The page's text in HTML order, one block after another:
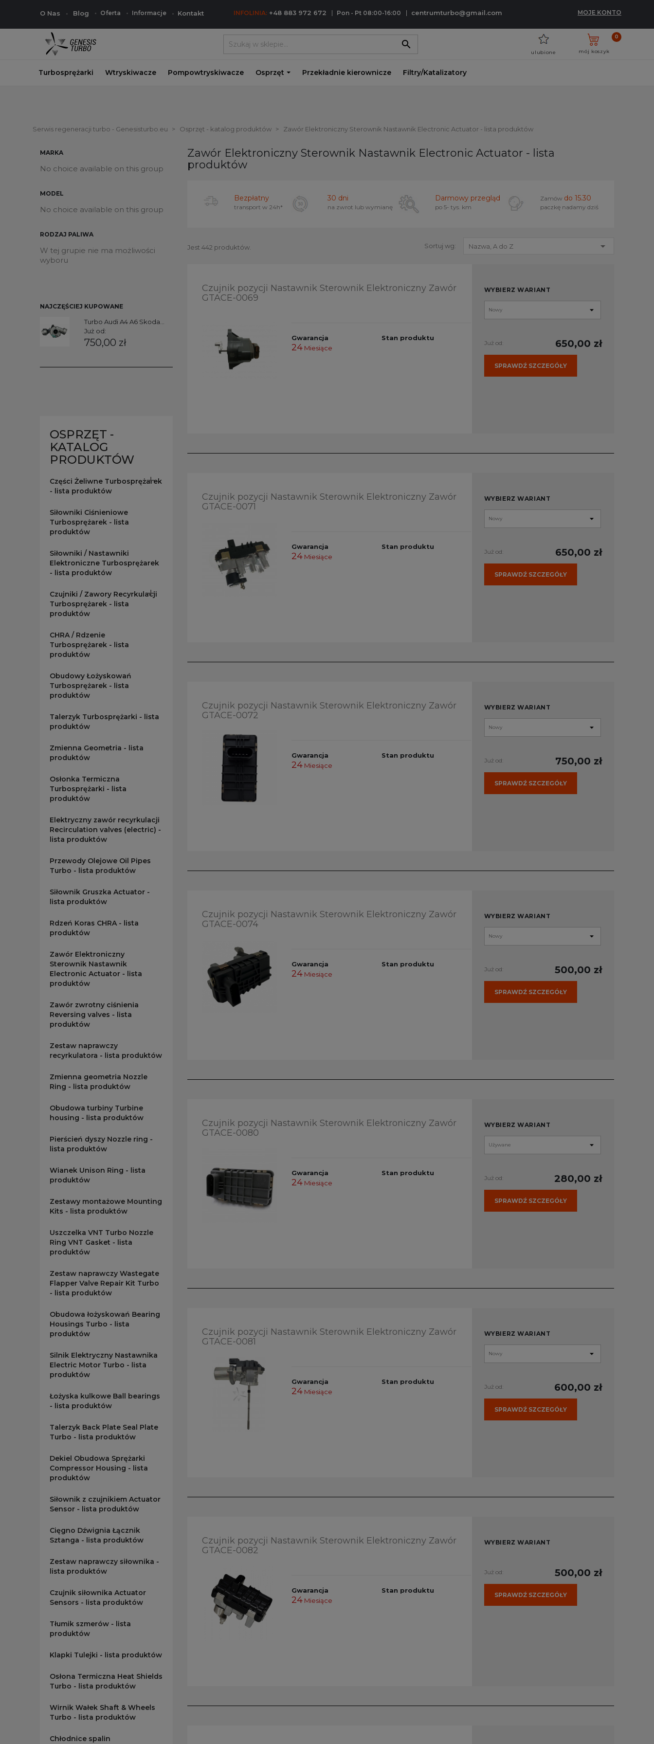
O Nas Blog Oferta Informacje Kontakt INFOLINIA: +48 883 972 672 Pon - Pt 08:00-16:00 centrumturbo@gmail.com MOJE KONTO
search
mój koszyk
0
ulubione
Turbosprężarki Wtryskiwacze Pompowtryskiwacze Osprzęt Przekładnie kierownicze Filtry/Katalizatory
Serwis regeneracji turbo - Genesisturbo.eu Osprzęt - katalog produktów Zawór Elektroniczny Sterownik Nastawnik Electronic Actuator - lista produktów
MARKA
No choice available on this group
MODEL
No choice available on this group
RODZAJ PALIWA
W tej grupie nie ma możliwości
wyboru
NAJCZĘŚCIEJ KUPOWANE
Turbo Audi A4 A6 Skoda...
Już od:
750,00 zł
OSPRZĘT -
KATALOG
PRODUKTÓW
Części Żeliwne Turbosprężarek
- lista produktów

Siłowniki Ciśnieniowe
Turbosprężarek - lista
produktów
Siłowniki / Nastawniki
Elektroniczne Turbosprężarek
- lista produktów
Czujniki / Zawory Recyrkulacji
Turbosprężarek - lista
produktów

CHRA / Rdzenie
Turbosprężarek - lista
produktów
Obudowy Łożyskowań
Turbosprężarek - lista
produktów
Talerzyk Turbosprężarki - lista
produktów
Zmienna Geometria - lista
produktów
Osłonka Termiczna
Turbosprężarki - lista
produktów
Elektryczny zawór recyrkulacji
Recirculation valves (electric) -
lista produktów
Przewody Olejowe Oil Pipes
Turbo - lista produktów
Siłownik Gruszka Actuator -
lista produktów
Rdzeń Koras CHRA - lista
produktów
Zawór Elektroniczny
Sterownik Nastawnik
Electronic Actuator - lista
produktów
Zawór zwrotny ciśnienia
Reversing valves - lista
produktów
Zestaw naprawczy
recyrkulatora - lista produktów
Zmienna geometria Nozzle
Ring - lista produktów
Obudowa turbiny Turbine
housing - lista produktów
Pierścień dyszy Nozzle ring -
lista produktów
Wianek Unison Ring - lista
produktów
Zestawy montażowe Mounting
Kits - lista produktów
Uszczelka VNT Turbo Nozzle
Ring VNT Gasket - lista
produktów
Zestaw naprawczy Wastegate
Flapper Valve Repair Kit Turbo
- lista produktów
Obudowa łożyskowań Bearing
Housings Turbo - lista
produktów
Silnik Elektryczny Nastawnika
Electric Motor Turbo - lista
produktów
Łożyska kulkowe Ball bearings
- lista produktów
Talerzyk Back Plate Seal Plate
Turbo - lista produktów
Dekiel Obudowa Sprężarki
Compressor Housing - lista
produktów
Siłownik z czujnikiem Actuator
Sensor - lista produktów
Cięgno Dźwignia Łącznik
Sztanga - lista produktów
Zestaw naprawczy siłownika -
lista produktów
Czujnik siłownika Actuator
Sensors - lista produktów
Tłumik szmerów - lista
produktów
Klapki Tulejki - lista produktów
Osłona Termiczna Heat Shields
Turbo - lista produktów
Wirnik Wałek Shaft & Wheels
Turbo - lista produktów
Chłodnice spalin
Zawór Elektroniczny Sterownik Nastawnik Electronic Actuator - lista
produktów
Bezpłatny
transport w 24h*
30 dni
na zwrot lub wymianę
Darmowy przegląd
po 5- tys. km
Zamów do 15.30
paczkę nadamy dziś
Jest 442 produktów. Sortuj wg: Nazwa, A do Z 
Czujnik pozycji Nastawnik Sterownik Elektroniczny Zawór
GTACE-0069
Gwarancja
24 Miesiące
Stan produktu
WYBIERZ WARIANT
Już od: 650,00 zł
SPRAWDŹ SZCZEGÓŁY
Czujnik pozycji Nastawnik Sterownik Elektroniczny Zawór
GTACE-0071
Gwarancja
24 Miesiące
Stan produktu
WYBIERZ WARIANT
Już od: 650,00 zł
SPRAWDŹ SZCZEGÓŁY
Czujnik pozycji Nastawnik Sterownik Elektroniczny Zawór
GTACE-0072
Gwarancja
24 Miesiące
Stan produktu
WYBIERZ WARIANT
Już od: 750,00 zł
SPRAWDŹ SZCZEGÓŁY
Czujnik pozycji Nastawnik Sterownik Elektroniczny Zawór
GTACE-0074
Gwarancja
24 Miesiące
Stan produktu
WYBIERZ WARIANT
Już od: 500,00 zł
SPRAWDŹ SZCZEGÓŁY
Czujnik pozycji Nastawnik Sterownik Elektroniczny Zawór
GTACE-0080
Gwarancja
24 Miesiące
Stan produktu
WYBIERZ WARIANT
Już od: 280,00 zł
SPRAWDŹ SZCZEGÓŁY
Czujnik pozycji Nastawnik Sterownik Elektroniczny Zawór
GTACE-0081
Gwarancja
24 Miesiące
Stan produktu
WYBIERZ WARIANT
Już od: 600,00 zł
SPRAWDŹ SZCZEGÓŁY
Czujnik pozycji Nastawnik Sterownik Elektroniczny Zawór
GTACE-0082
Gwarancja
24 Miesiące
Stan produktu
WYBIERZ WARIANT
Już od: 500,00 zł
SPRAWDŹ SZCZEGÓŁY